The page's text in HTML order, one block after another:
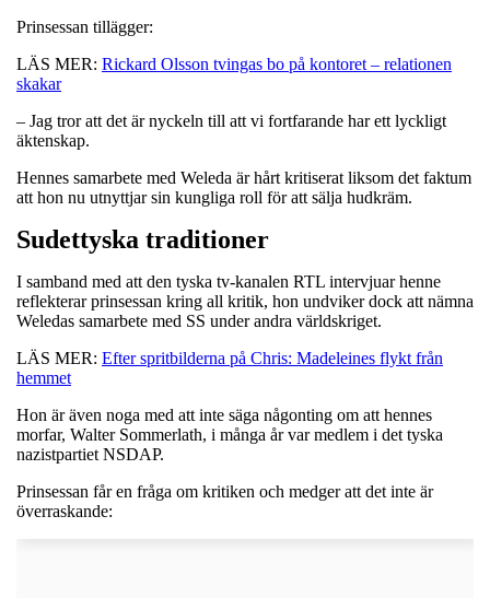
Prinsessan tillägger:
LÄS MER: Rickard Olsson tvingas bo på kontoret – relationen
skakar
– Jag tror att det är nyckeln till att vi fortfarande har ett lyckligt
äktenskap.
Hennes samarbete med Weleda är hårt kritiserat liksom det faktum
att hon nu utnyttjar sin kungliga roll för att sälja hudkräm.
Sudettyska traditioner
I samband med att den tyska tv-kanalen RTL intervjuar henne
reflekterar prinsessan kring all kritik, hon undviker dock att nämna
Weledas samarbete med SS under andra världskriget.
LÄS MER: Efter spritbilderna på Chris: Madeleines flykt från
hemmet
Hon är även noga med att inte säga någonting om att hennes
morfar, Walter Sommerlath, i många år var medlem i det tyska
nazistpartiet NSDAP.
Prinsessan får en fråga om kritiken och medger att det inte är
överraskande: